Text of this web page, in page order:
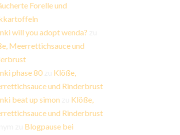
Forelle und
will you adopt wenda?
Meerrettichsauce und
phase 80
Klöße,
und Rinderbrust
beat up simon
Klöße,
und Rinderbrust
Blogpause bei